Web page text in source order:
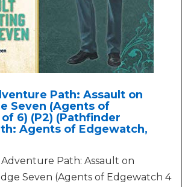
Path: Assault on
Seven (Agents of
6) (P2) (Pathfinder
Agents of Edgewatch,
Path: Assault on
Seven (Agents of Edgewatch 4